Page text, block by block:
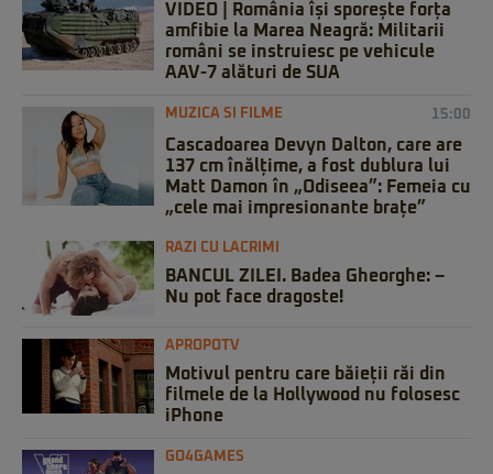
VIDEO | România își sporește forța
amfibie la Marea Neagră: Militarii
români se instruiesc pe vehicule
AAV-7 alături de SUA
MUZICA SI FILME 15:00
Cascadoarea Devyn Dalton, care are
137 cm înălțime, a fost dublura lui
Matt Damon în „Odiseea”: Femeia cu
„cele mai impresionante brațe”
RAZI CU LACRIMI
BANCUL ZILEI. Badea Gheorghe: –
Nu pot face dragoste!
APROPOTV
Motivul pentru care băieții răi din
filmele de la Hollywood nu folosesc
iPhone
GO4GAMES